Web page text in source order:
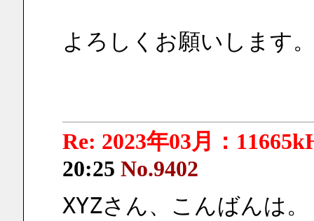
よろしくお願いします
Re: 2023年03月：
20:25 No.9402
XYZさん、こんばんは。